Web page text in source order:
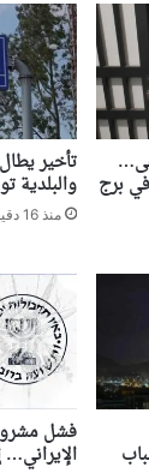
برج
تأخير
والبلدية
منذ 16 دقيقة
فشل
الإيراني…